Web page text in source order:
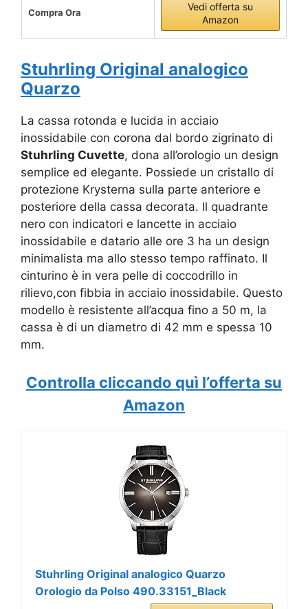
Compra Ora
Vedi offerta su
Amazon
Stuhrling Original analogico
Quarzo
La cassa rotonda e lucida in acciaio
inossidabile con corona dal bordo zigrinato di
Stuhrling Cuvette, dona all’orologio un design
semplice ed elegante. Possiede un cristallo di
protezione Krysterna sulla parte anteriore e
posteriore della cassa decorata. Il quadrante
nero con indicatori e lancette in acciaio
inossidabile e datario alle ore 3 ha un design
minimalista ma allo stesso tempo raffinato. Il
cinturino è in vera pelle di coccodrillo in
rilievo,con fibbia in acciaio inossidabile. Questo
modello è resistente all’acqua fino a 50 m, la
cassa è di un diametro di 42 mm e spessa 10
mm.
Controlla cliccando quì l’offerta su
Amazon
Stuhrling Original analogico Quarzo
Orologio da Polso 490.33151_Black